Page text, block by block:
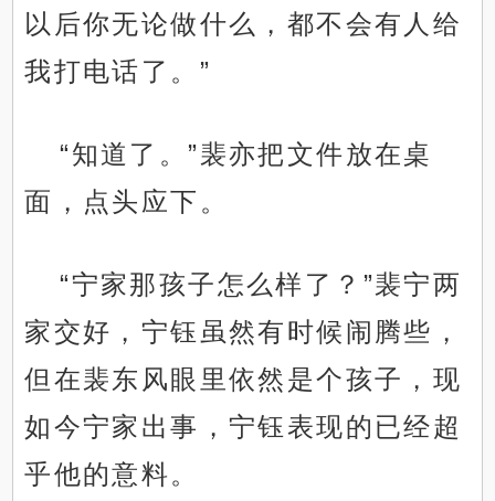
以后你无论做什么，都不会有人给
我打电话了。”
“知道了。”裴亦把文件放在桌
面，点头应下。
“宁家那孩子怎么样了？”裴宁两
家交好，宁钰虽然有时候闹腾些，
但在裴东风眼里依然是个孩子，现
如今宁家出事，宁钰表现的已经超
乎他的意料。